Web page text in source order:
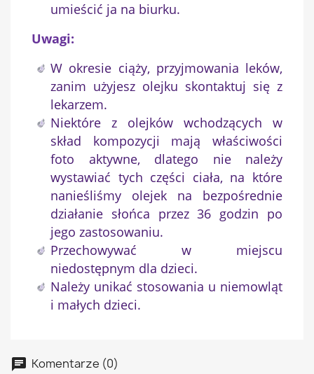
umieścić ja na biurku.
Uwagi:
W okresie ciąży, przyjmowania leków,
zanim użyjesz olejku skontaktuj się z
lekarzem.
Niektóre z olejków wchodzących w
skład kompozycji mają właściwości
foto aktywne, dlatego nie należy
wystawiać tych części ciała, na które
nanieśliśmy olejek na bezpośrednie
działanie słońca przez 36 godzin po
jego zastosowaniu.
Przechowywać w miejscu
niedostępnym dla dzieci.
Należy unikać stosowania u niemowląt
i małych dzieci.
Komentarze (0)